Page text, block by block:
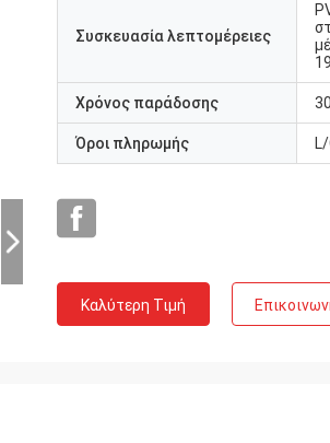
Συσκευασία λεπτομέρειες
Χρόνος παράδοσης
Όροι πληρωμής
Καλύτερη Τιμή